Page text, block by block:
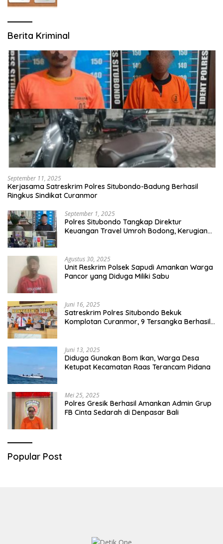
Berita Kriminal
September 11, 2025
Kerjasama Satreskrim Polres Situbondo-Badung Berhasil
Ringkus Sindikat Curanmor
September 1, 2025
Polres Situbondo Tangkap Direktur
Keuangan Travel Umroh Bodong, Kerugian
Agustus 30, 2025
Unit Reskrim Polsek Sapudi Amankan Warga
Pancor yang Diduga Miliki Sabu
Juni 16, 2025
Satreskrim Polres Situbondo Bekuk
Komplotan Curanmor, 9 Tersangka Berhasil
Juni 13, 2025
Diduga Gunakan Bom Ikan, Warga Desa
Ketupat Kecamatan Raas Terancam Pidana
Mei 25, 2025
Polres Gresik Berhasil Amankan Admin Grup
FB Cinta Sedarah di Denpasar Bali
Popular Post